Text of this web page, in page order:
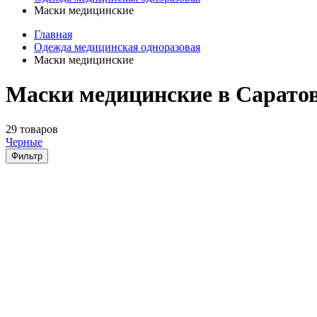
Маски медицинские
Главная
Одежда медицинская одноразовая
Маски медицинские
Маски медицинские в
29 товаров
Черные
Фильтр